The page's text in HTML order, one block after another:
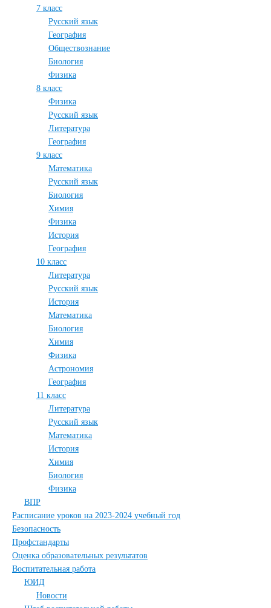
7 класс
Русский язык
География
Обществознание
Биология
Физика
8 класс
Физика
Русский язык
Литература
География
9 класс
Математика
Русский язык
Биология
Химия
Физика
История
География
10 класс
Литература
Русский язык
История
Математика
Биология
Химия
Физика
Астрономия
География
11 класс
Литература
Русский язык
Математика
История
Химия
Биология
Физика
ВПР
Расписание уроков на 2023-2024 учебный год
Безопасность
Профстандарты
Оценка образовательных результатов
Воспитательная работа
ЮИД
Новости